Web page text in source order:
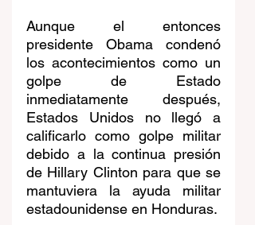
Aunque el entonces
presidente Obama condenó
los acontecimientos como un
golpe de Estado
inmediatamente después,
Estados Unidos no llegó a
calificarlo como golpe militar
debido a la continua presión
de Hillary Clinton para que se
mantuviera la ayuda militar
estadounidense en Honduras.